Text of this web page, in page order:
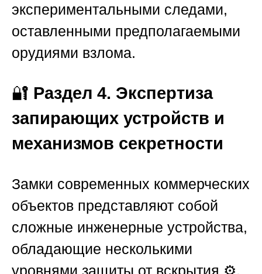
экспериментальными следами,
оставленными предполагаемыми
орудиями взлома.
🔐 Раздел 4. Экспертиза
запирающих устройств и
механизмов секретности
Замки современных коммерческих
объектов представляют собой
сложные инженерные устройства,
обладающие несколькими
уровнями защиты от вскрытия ⚙️.